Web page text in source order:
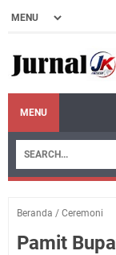
MENU
Beranda / Ceremoni
Pamit